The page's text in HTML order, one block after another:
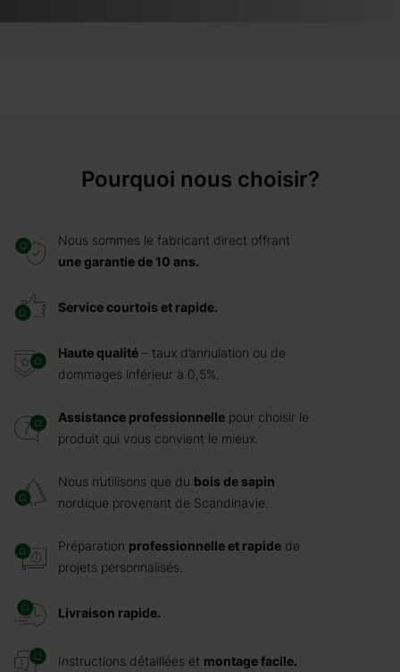
Pourquoi nous choisir?
Nous sommes le fabricant direct offrant
une garantie de 10 ans.
Service courtois et rapide.
Haute qualité – taux d’annulation ou de
dommages inférieur à 0,5%.
Assistance professionnelle pour choisir le
produit qui vous convient le mieux.
Nous n’utilisons que du bois de sapin
nordique provenant de Scandinavie.
Préparation professionnelle et rapide de
projets personnalisés.
Livraison rapide.
Instructions détaillées et montage facile.